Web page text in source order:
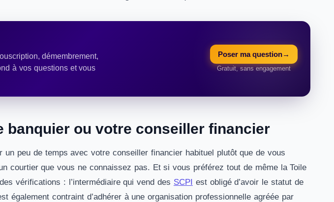
démembrement,
à vos questions et vous
Poser ma question→
Gratuit, sans engagement
banquier ou votre conseiller financier
peu de temps avec votre conseiller financier habituel plutôt que de vous
courtier que vous ne connaissez pas. Et si vous préférez tout de même la Toile
vérifications : l’intermédiaire qui vend des SCPI est obligé d’avoir le statut de
également contraint d’adhérer à une organisation professionnelle agréée par